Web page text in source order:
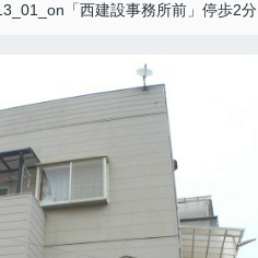
「西建設事務所前」停歩2分